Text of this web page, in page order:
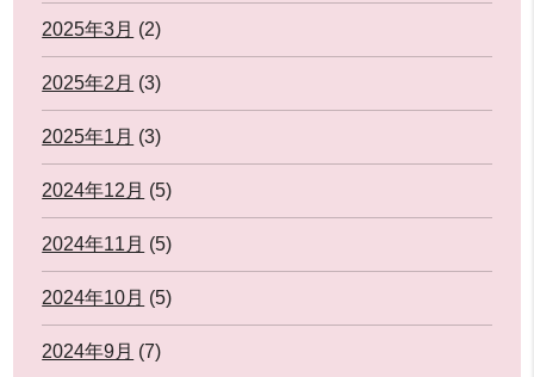
2025年3月 (2)
2025年2月 (3)
2025年1月 (3)
2024年12月 (5)
2024年11月 (5)
2024年10月 (5)
2024年9月 (7)